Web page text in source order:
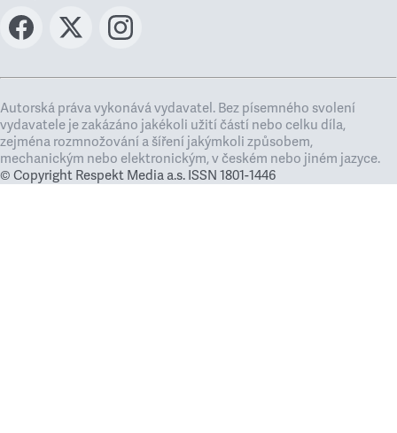
Autorská práva vykonává vydavatel. Bez písemného svolení
vydavatele je zakázáno jakékoli užití částí nebo celku díla,
zejména rozmnožování a šíření jakýmkoli způsobem,
mechanickým nebo elektronickým, v českém nebo jiném jazyce.
© Copyright Respekt Media a.s. ISSN 1801-1446